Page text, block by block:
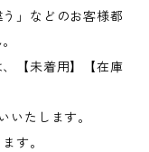
」などのお客様都
【未着用】【在庫
たします。
す。